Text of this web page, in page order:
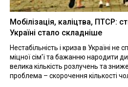
Мобілізація, каліцтва, ПТСР:
Україні стало складніше
Нестабільність і криза в Україні
міцної сім'ї та бажанню народити
велика кількість розлучень та
проблема – скорочення кількості